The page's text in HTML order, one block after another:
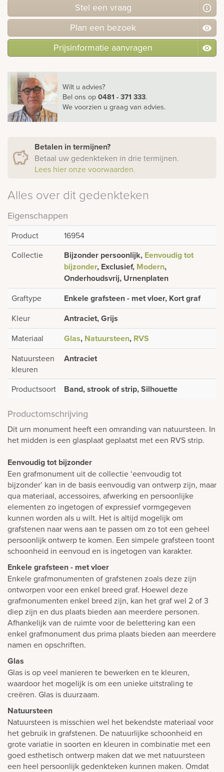
Stel een vraag
Plan een bezoek
Prijsinformatie aanvragen
Wilt u advies?
Bel ons op0481 - 371 333.
We voorzien u graag van advies.
Betalen in termijnen?
Betaal uw gedenkteken in drie termijnen.
Lees hier onze voorwaarden.
Alles over dit gedenkteken
Eigenschappen
Product
16954
Collectie
Bijzonder persoonlijk, Eenvoudig tot
bijzonder, Exclusief, Modern,
Onderhoudsvrij, Urnenplaten
Graftype Enkele grafsteen - met vloer, Kort graf
Kleur Antraciet, Grijs
Materiaal Glas, Natuursteen, RVS
Natuursteen
kleuren
Antraciet
Productsoort Band, strook of strip, Silhouette
Productomschrijving
Dit urn monument heeft een omranding van natuursteen. In
het midden is een glasplaat geplaatst met een RVS strip.
Eenvoudig tot bijzonder
Een grafmonument uit de collectie ‘eenvoudig tot
bijzonder’ kan in de basis eenvoudig van ontwerp zijn, maar
qua materiaal, accessoires, afwerking en persoonlijke
elementen zo ingetogen of expressief vormgegeven
kunnen worden als u wilt. Het is altijd mogelijk om
grafstenen naar wens aan te passen om zo tot een geheel
persoonlijk ontwerp te komen. Een simpele grafsteen toont
schoonheid in eenvoud en is ingetogen van karakter.
Enkele grafsteen - met vloer
Enkele grafmonumenten of grafstenen zoals deze zijn
ontworpen voor een enkel breed graf. Hoewel deze
grafmonumenten enkel breed zijn, kan het graf wel 2 of 3
diep zijn en dus plaats bieden aan meerdere personen.
Afhankelijk van de ruimte voor de belettering kan een
enkel grafmonument dus prima plaats bieden aan meerdere
namen en opschriften.
Glas
Glas is op veel manieren te bewerken en te kleuren,
waardoor het mogelijk is om een unieke uitstraling te
creëren. Glas is duurzaam.
Natuursteen
Natuursteen is misschien wel het bekendste materiaal voor
het gebruik in grafstenen. De natuurlijke schoonheid en
grote variatie in soorten en kleuren in combinatie met een
goed esthetisch ontwerp maken dat we met natuursteen
een heel persoonlijk gedenkteken kunnen maken. Omdat